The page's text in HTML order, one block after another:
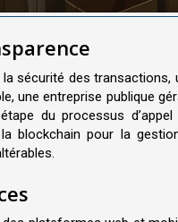
sécurité des
une entreprise publique
du processus
blockchain pour la